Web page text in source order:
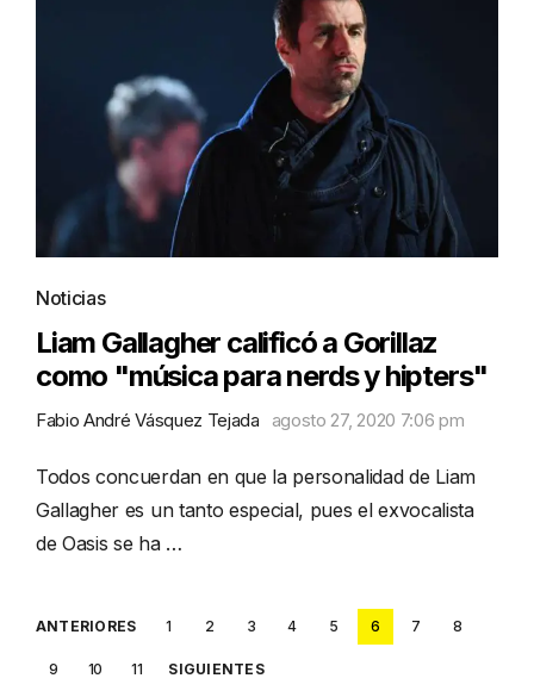
Noticias
Liam Gallagher calificó a Gorillaz
como "música para nerds y hipters"
Fabio André Vásquez Tejada agosto 27, 2020 7:06 pm
Todos concuerdan en que la personalidad de Liam
Gallagher es un tanto especial, pues el exvocalista
de Oasis se ha …
Posts
pagination
ANTERIORES 1 2 3 4 5 6 7 8
9 10 11 SIGUIENTES